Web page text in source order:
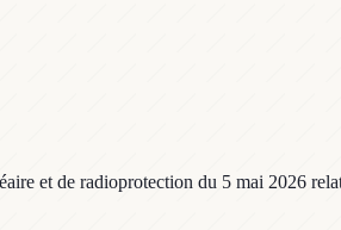
et de radioprotection du 5 mai 2026